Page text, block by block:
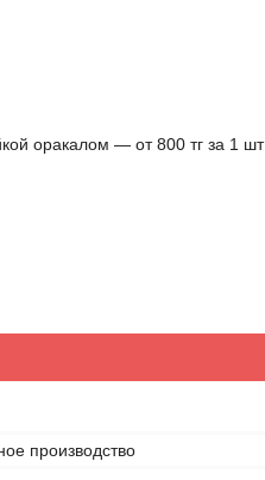
оракалом ― от 800 тг за 1 шт
производство